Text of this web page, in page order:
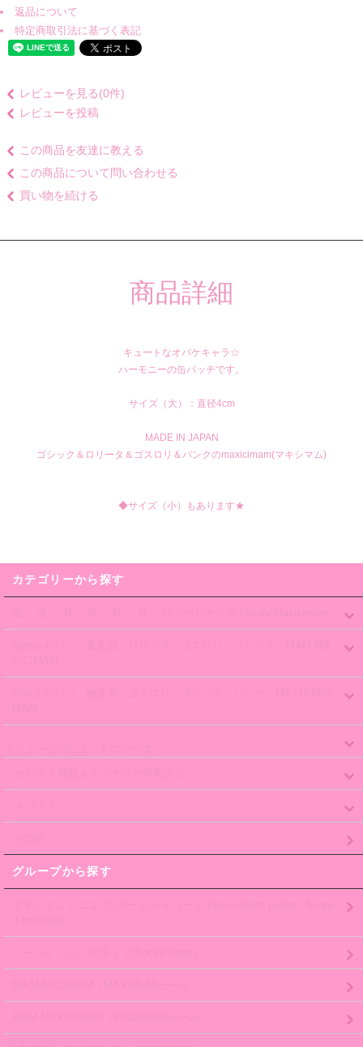
返品について
特定商取引法に基づく表記
レビューを見る(0件)
レビューを投稿
この商品を友達に教える
この商品について問い合わせる
買い物を続ける
商品詳細
キュートなオバケキャラ☆
ハーモニーの缶バッチです。
サイズ（大）：直径4cm
MADE IN JAPAN
ゴシック＆ロリータ＆ゴスロリ＆パンクのmaxicimam(マキシマム)
◆サイズ（小）もあります★
カテゴリーから探す
グループから探す